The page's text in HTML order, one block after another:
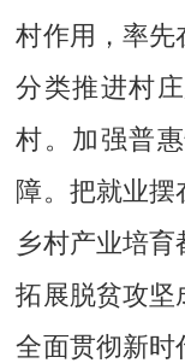
村作用，率先
分类推进村
村。加强普
障。把就业
乡村产业培育
拓展脱贫攻坚
全面贯彻新时